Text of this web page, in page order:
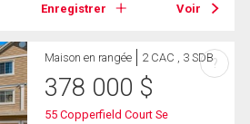
Enregistrer Voir
Maison en rangée 2 CAC , 3 SDB
378 000 $
55 Copperfield Court Se
?